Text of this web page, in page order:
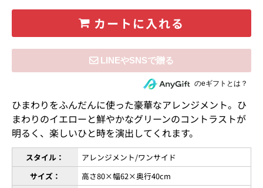
カートに入れる
住所を知らない相手にeギフトで贈るのeギフトとは？
ひまわりをふんだんに使った豪華なアレンジメント。ひ
まわりのイエローと鮮やかなグリーンのコントラストが
明るく、楽しいひと時を演出してくれます。
スタイル：
アレンジメント/ワンサイド
サイズ：
高さ80×幅62×奥行40cm